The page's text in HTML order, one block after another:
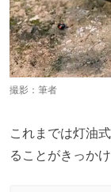
撮影：筆者
これまでは灯油
ることがきっか